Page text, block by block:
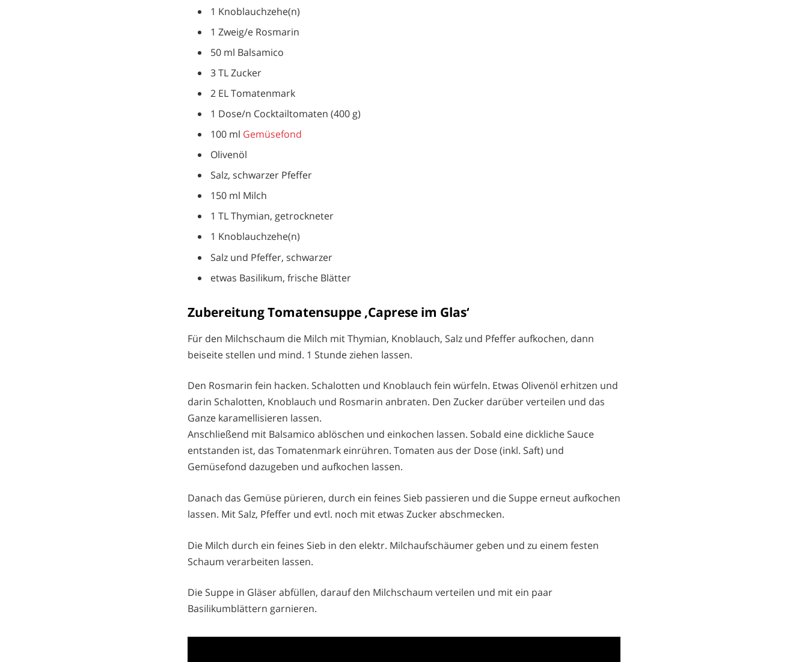
1 Knoblauchzehe(n)
1 Zweig/e Rosmarin
50 ml Balsamico
3 TL Zucker
2 EL Tomatenmark
1 Dose/n Cocktailtomaten (400 g)
100 ml Gemüsefond
Olivenöl
Salz, schwarzer Pfeffer
150 ml Milch
1 TL Thymian, getrockneter
1 Knoblauchzehe(n)
Salz und Pfeffer, schwarzer
etwas Basilikum, frische Blätter
Zubereitung Tomatensuppe ‚Caprese im Glas‘
Für den Milchschaum die Milch mit Thymian, Knoblauch, Salz und Pfeffer aufkochen, dann
beiseite stellen und mind. 1 Stunde ziehen lassen.
Den Rosmarin fein hacken. Schalotten und Knoblauch fein würfeln. Etwas Olivenöl erhitzen und
darin Schalotten, Knoblauch und Rosmarin anbraten. Den Zucker darüber verteilen und das
Ganze karamellisieren lassen.
Anschließend mit Balsamico ablöschen und einkochen lassen. Sobald eine dickliche Sauce
entstanden ist, das Tomatenmark einrühren. Tomaten aus der Dose (inkl. Saft) und
Gemüsefond dazugeben und aufkochen lassen.
Danach das Gemüse pürieren, durch ein feines Sieb passieren und die Suppe erneut aufkochen
lassen. Mit Salz, Pfeffer und evtl. noch mit etwas Zucker abschmecken.
Die Milch durch ein feines Sieb in den elektr. Milchaufschäumer geben und zu einem festen
Schaum verarbeiten lassen.
Die Suppe in Gläser abfüllen, darauf den Milchschaum verteilen und mit ein paar
Basilikumblättern garnieren.